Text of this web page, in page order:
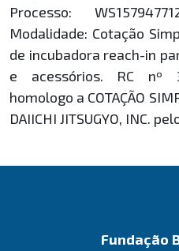
Processo:
Modalidade: Cotação
de incubadora reach-in
e acessórios. RC nº
homologo a COTAÇÃO
DAIICHI JITSUGYO, INC.
Fundação